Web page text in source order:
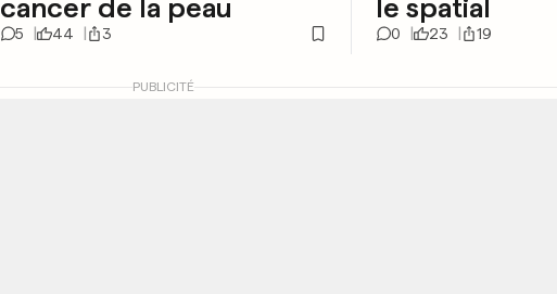
cancer de la peau
5 44 3
le spatial
0 23 19
PUBLICITÉ